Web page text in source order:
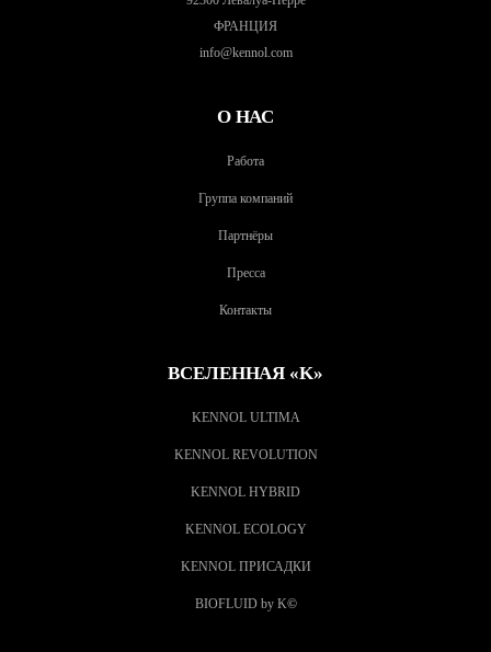
ФРАНЦИЯ
info@kennol.com
О НАС
Работа
Группа компаний
Партнёры
Пресса
Контакты
ВСЕЛЕННАЯ «K»
KENNOL ULTIMA
KENNOL REVOLUTION
KENNOL HYBRID
KENNOL ECOLOGY
KENNOL ПРИСАДКИ
BIOFLUID by K©